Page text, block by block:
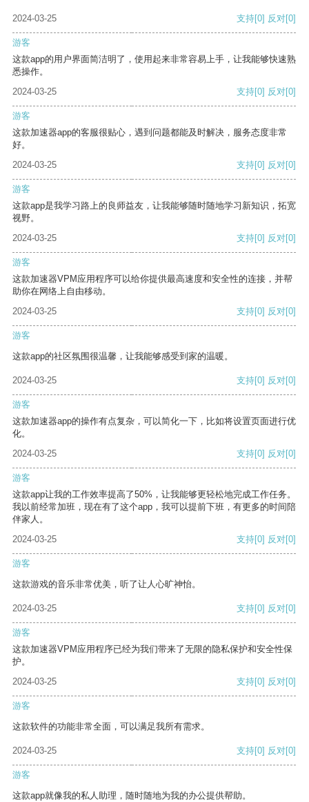
2024-03-25 支持[0] 反对[0]
游客
这款app的用户界面简洁明了，使用起来非常容易上手，让我能够快速熟
悉操作。
2024-03-25
支持[0] 反对[0]
游客
这款加速器app的客服很贴心，遇到问题都能及时解决，服务态度非常
好。
2024-03-25
支持[0] 反对[0]
游客
这款app是我学习路上的良师益友，让我能够随时随地学习新知识，拓宽
视野。
2024-03-25
支持[0] 反对[0]
游客
这款加速器VPM应用程序可以给你提供最高速度和安全性的连接，并帮
助你在网络上自由移动。
2024-03-25
支持[0] 反对[0]
游客
这款app的社区氛围很温馨，让我能够感受到家的温暖。
2024-03-25 支持[0] 反对[0]
游客
这款加速器app的操作有点复杂，可以简化一下，比如将设置页面进行优
化。
2024-03-25
支持[0] 反对[0]
游客
这款app让我的工作效率提高了50%，让我能够更轻松地完成工作任务。
我以前经常加班，现在有了这个app，我可以提前下班，有更多的时间陪
伴家人。
2024-03-25
支持[0] 反对[0]
游客
这款游戏的音乐非常优美，听了让人心旷神怡。
2024-03-25 支持[0] 反对[0]
游客
这款加速器VPM应用程序已经为我们带来了无限的隐私保护和安全性保
护。
2024-03-25
支持[0] 反对[0]
游客
这款软件的功能非常全面，可以满足我所有需求。
2024-03-25 支持[0] 反对[0]
游客
这款app就像我的私人助理，随时随地为我的办公提供帮助。